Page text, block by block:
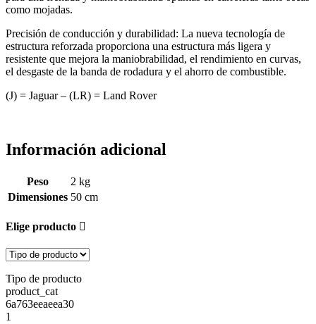
como mojadas.
Precisión de conducción y durabilidad: La nueva tecnología de
estructura reforzada proporciona una estructura más ligera y
resistente que mejora la maniobrabilidad, el rendimiento en curvas,
el desgaste de la banda de rodadura y el ahorro de combustible.
(J) = Jaguar – (LR) = Land Rover
Información adicional
Peso
2 kg
Dimensiones 50 cm
Elige producto
Tipo de producto
product_cat
6a763eeaeea30
1